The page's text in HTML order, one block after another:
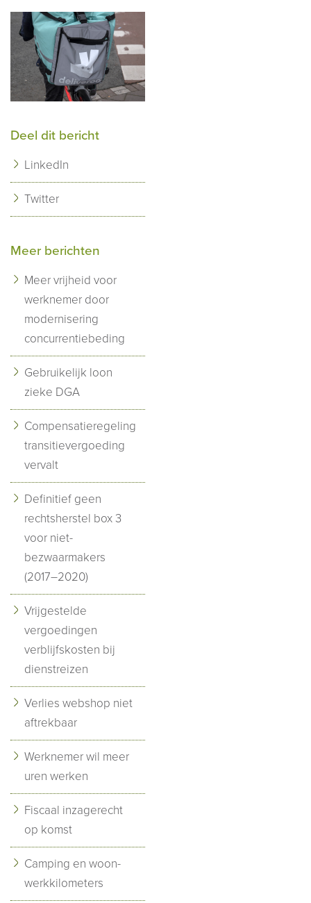
Deel dit bericht
LinkedIn
Twitter
Meer berichten
Meer vrijheid voor
werknemer door
modernisering
concurrentiebeding
Gebruikelijk loon
zieke DGA
Compensatieregeling
transitievergoeding
vervalt
Definitief geen
rechtsherstel box 3
voor niet-
bezwaarmakers
(2017–2020)
Vrijgestelde
vergoedingen
verblijfskosten bij
dienstreizen
Verlies webshop niet
aftrekbaar
Werknemer wil meer
uren werken
Fiscaal inzagerecht
op komst
Camping en woon-
werkkilometers